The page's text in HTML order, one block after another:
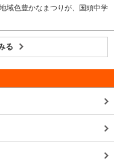
域色豊かなまつりが、国頭中学
る